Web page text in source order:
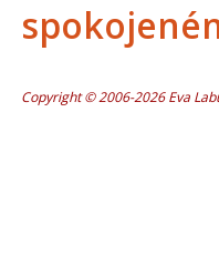
Copyright © 2006-2026 Eva